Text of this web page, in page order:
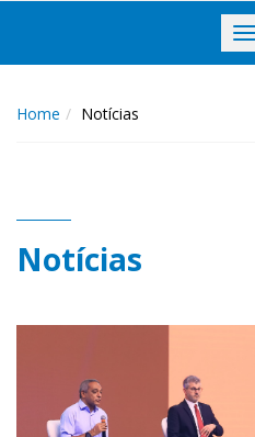
Home Notícias
Notícias